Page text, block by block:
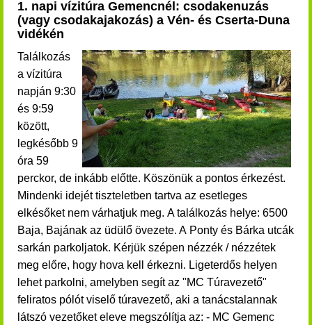
1. napi vízitúra Gemencnél: csodakenuzás
(vagy csodakajakozás) a Vén- és Cserta-Duna
vidékén
Találkozás
a vízitúra
napján 9:30
és 9:59
között,
legkésőbb 9
óra 59
perckor, de inkább előtte. Köszönük a pontos érkezést.
Mindenki idejét tiszteletben tartva az esetleges
elkésőket nem várhatjuk meg. A találkozás helye: 6500
Baja, Bajának az üdülő övezete. A Ponty és Bárka utcák
sarkán parkoljatok. Kérjük szépen nézzék / nézzétek
meg előre, hogy hova kell érkezni. Ligeterdős helyen
lehet parkolni, amelyben segít az "MC Túravezető"
feliratos pólót viselő túravezető, aki a tanácstalannak
látszó vezetőket eleve megszólítja az: - MC Gemenc